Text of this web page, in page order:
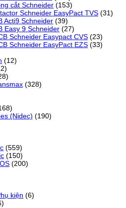
cắt Schneider (153)
Schneider EasyPact TVS (31)
Acti9 Schneider (39)
Easy 9 Schneider (27)
Schneider Easypact CVS (23)
Schneider EasyPact EZS (33)
(12)
(328)
(Nidec) (190)
(559)
(150)
(200)
kiện (6)